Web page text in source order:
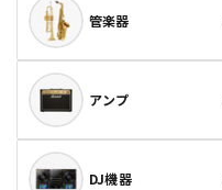
管楽器
アンプ
DJ機器